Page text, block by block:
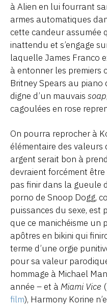
à Alien en lui fourrant
armes automatiques
cette candeur assumée
inattendu et s’engage
laquelle James Franco
à entonner les premiers
Britney Spears au
digne d’un mauvais soap
cagoulées en rose
On pourra reprocher à
élémentaire des valeurs
argent serait bon à
devraient forcément
pas finir dans la gueule
porno de Snoop Dogg,
puissances du sexe, est
que ce manichéisme un
apôtres en bikini qui
terme d’une orgie
pour sa valeur
hommage à Michael
année – et à Miami Vice (
film), Harmony Korine